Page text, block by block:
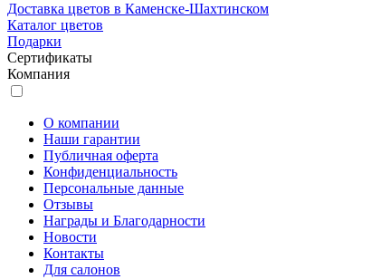
Доставка цветов в Каменске-Шахтинском
Каталог цветов
Подарки
Сертификаты
Компания
О компании
Наши гарантии
Публичная оферта
Конфиденциальность
Персональные данные
Отзывы
Награды и Благодарности
Новости
Контакты
Для салонов